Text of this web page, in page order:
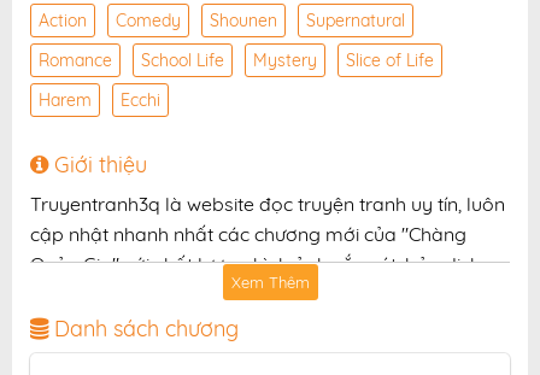
Action Comedy Shounen
Supernatural
Romance
School Life Mystery
Slice of Life
Harem
Ecchi
Giới thiệu
Truyentranh3q là website đọc truyện tranh uy tín, luôn
cập nhật nhanh nhất các chương mới của "Chàng
Quản Gia" với chất lượng hình ảnh sắc nét, bản dịch
chuẩn và giao diện thân thiện, mang đến trải nghiệm
đọc truyện hấp dẫn, tiện lợi, hoàn toàn miễn phí cho
độc giả yêu thích truyện tranh online.
Xem Thêm
Danh sách chương